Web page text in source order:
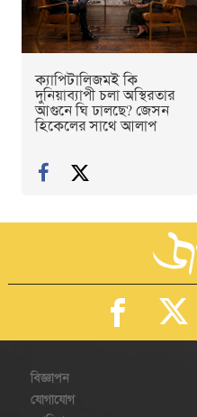
ক্যাপিটালিজমই কি
দুনিয়াব্যাপী চলা অস্থিরতার
আগুনে ঘি ঢালছে? জেসন
হিকেলের সাথে আলাপ
বিজ্ঞাপন
যোগাযোগ